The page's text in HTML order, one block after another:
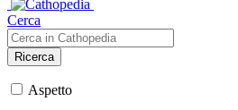
Cerca
Ricerca
Aspetto